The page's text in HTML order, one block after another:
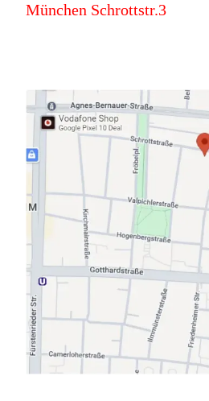
München Schrottstr.3